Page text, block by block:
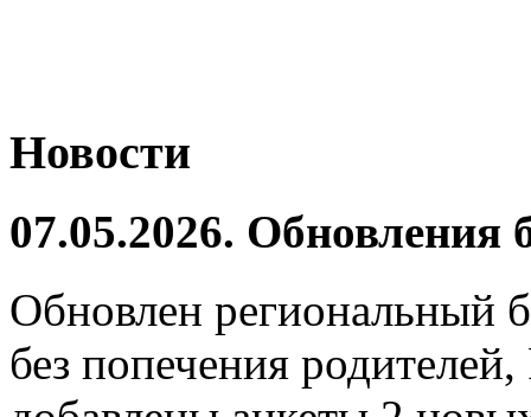
Новости
07.05.2026. Обновления
Обновлен региональный
без попечения